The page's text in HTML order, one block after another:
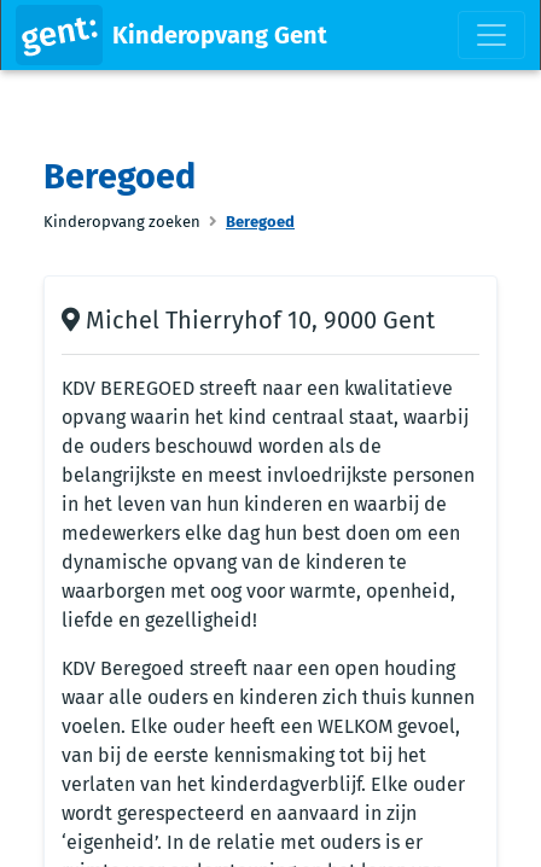
Kinderopvang Gent
Beregoed
Kinderopvang zoeken Beregoed
Michel Thierryhof 10, 9000 Gent
KDV BEREGOED streeft naar een kwalitatieve
opvang waarin het kind centraal staat, waarbij
de ouders beschouwd worden als de
belangrijkste en meest invloedrijkste personen
in het leven van hun kinderen en waarbij de
medewerkers elke dag hun best doen om een
dynamische opvang van de kinderen te
waarborgen met oog voor warmte, openheid,
liefde en gezelligheid!
KDV Beregoed streeft naar een open houding
waar alle ouders en kinderen zich thuis kunnen
voelen. Elke ouder heeft een WELKOM gevoel,
van bij de eerste kennismaking tot bij het
verlaten van het kinderdagverblijf. Elke ouder
wordt gerespecteerd en aanvaard in zijn
‘eigenheid’. In de relatie met ouders is er